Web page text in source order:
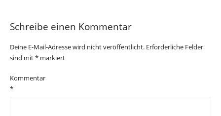
Schreibe einen Kommentar
Deine E-Mail-Adresse wird nicht veröffentlicht. Erforderliche Felder
sind mit* markiert
Kommentar
*